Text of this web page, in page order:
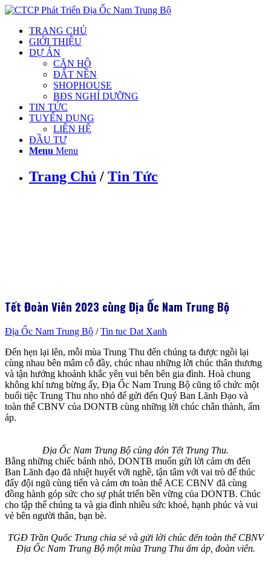
TRANG CHỦ
GIỚI THIỆU
DỰ ÁN
CĂN HỘ
ĐẤT NỀN
SHOPHOUSE
BĐS NGHỈ DƯỠNG
TIN TỨC
TUYỂN DỤNG
LIÊN HỆ
ĐẦU TƯ
Menu Menu
Trang Chủ / Tin Tức
Tết Đoàn Viên 2023 cùng Địa Ốc Nam Trung Bộ
Địa Ốc Nam Trung Bộ /Tin tuc Dat Xanh
Đến hẹn lại lên, mỗi mùa Trung Thu đến chúng ta được ngồi lại
cùng nhau bên mâm cỗ đầy, chúc nhau những lời chúc thân thương
và tận hưởng khoảnh khắc yên vui bên bên gia đình. Hoà chung
không khí tưng bừng ấy, Địa Ốc Nam Trung Bộ cũng tổ chức một
buổi tiệc Trung Thu nho nhỏ để gửi đến Quý Ban Lãnh Đạo và
toàn thể CBNV của DONTB cùng những lời chúc chân thành, ấm
áp.
Địa Ốc Nam Trung Bộ cùng đón Tết Trung Thu.
Bằng những chiếc bánh nhỏ, DONTB muốn gửi lời cảm ơn đến
Ban Lãnh đạo đã nhiệt huyết với nghề, tận tâm với vai trò để thúc
đẩy đội ngũ cùng tiến và cảm ơn toàn thể ACE CBNV đã cùng
đồng hành góp sức cho sự phát triển bền vững của DONTB. Chúc
cho tập thể chúng ta và gia đình nhiều sức khoẻ, hạnh phúc và vui
vẻ bên người thân, bạn bè.
TGĐ Trần Quốc Trung chia sẻ và gửi lời chúc đến toàn thể CBNV
Địa Ốc Nam Trung Bộ một mùa Trung Thu ấm áp, đoàn viên.